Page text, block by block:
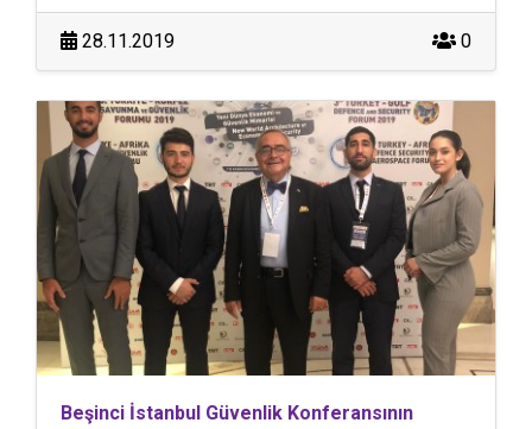
28.11.2019 0
Beşinci İstanbul Güvenlik Konferansının